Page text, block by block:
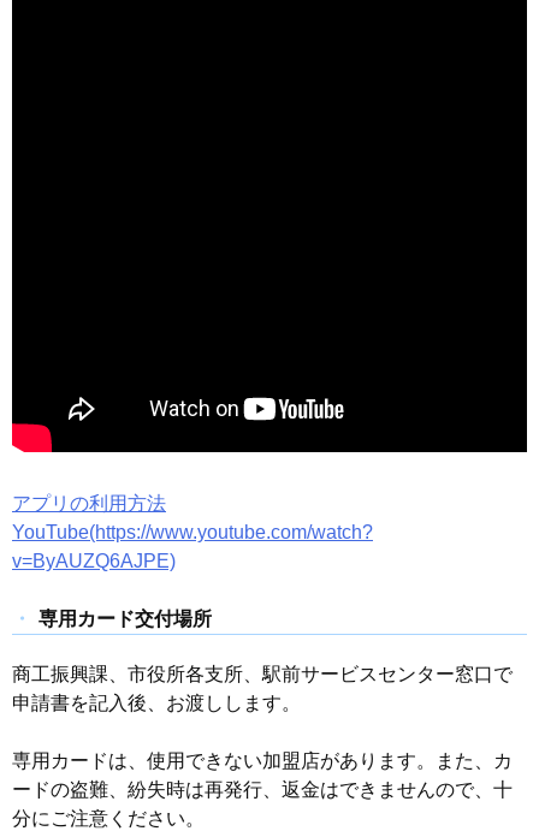
アプリの利用方法
YouTube(https://www.youtube.com/watch?
v=ByAUZQ6AJPE)
専用カード交付場所
商工振興課、市役所各支所、駅前サービスセンター窓口で
申請書を記入後、お渡しします。
専用カードは、使用できない加盟店があります。また、カ
ードの盗難、紛失時は再発行、返金はできませんので、十
分にご注意ください。